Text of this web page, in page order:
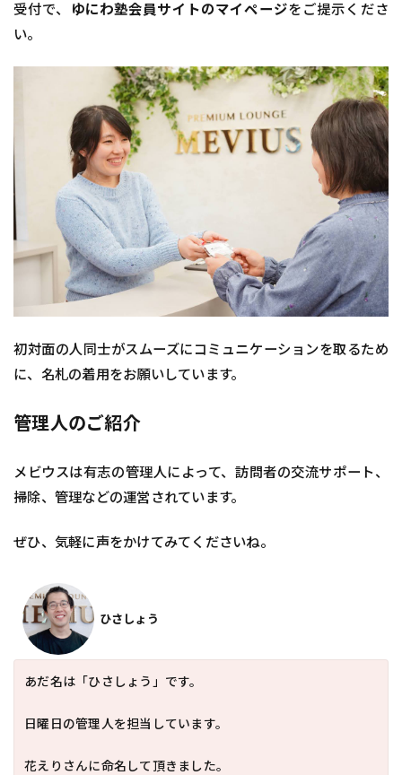
受付で、 ゆにわ塾会員サイトのマイページをご提示くださ
い。
初対面の人同士がスムーズにコミュニケーションを取るため
に、名札の着用をお願いしています。
管理人のご紹介
メビウスは有志の管理人によって、訪問者の交流サポート、
掃除、管理などの運営されています。
ぜひ、気軽に声をかけてみてくださいね。
ひさしょう
あだ名は「ひさしょう」です。
日曜日の管理人を担当しています。
花えりさんに命名して頂きました。